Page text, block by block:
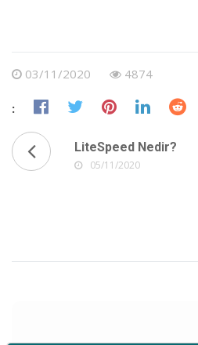
03/11/2020 4874
:
LiteSpeed Nedir?
05/11/2020